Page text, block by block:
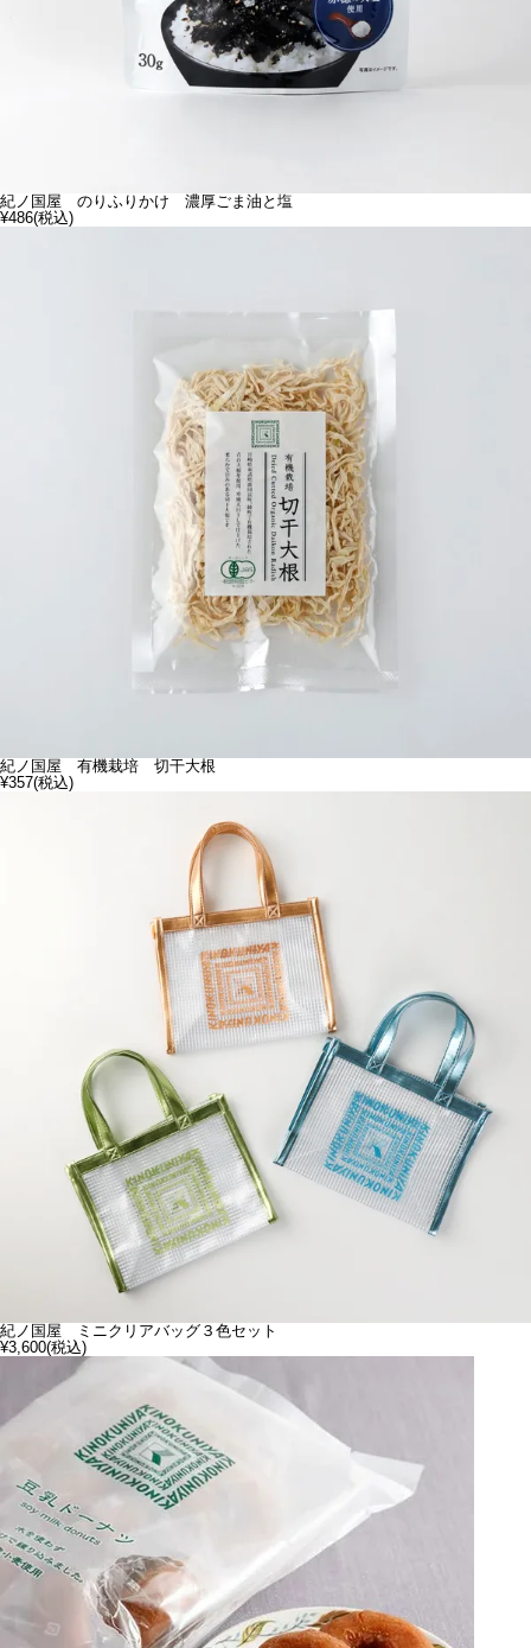
紀ノ国屋 のりふりかけ 濃厚ごま油と塩
¥486(税込)
紀ノ国屋 有機栽培 切干大根
¥357(税込)
紀ノ国屋 ミニクリアバッグ３色セット
¥3,600(税込)